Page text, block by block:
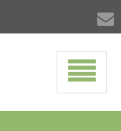
ein-/